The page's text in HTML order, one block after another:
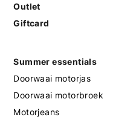
Outlet
Giftcard
Summer essentials
Doorwaai motorjas
Doorwaai motorbroek
Motorjeans